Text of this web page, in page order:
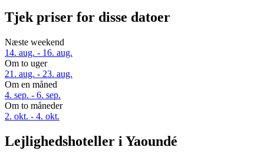
Tjek priser for disse datoer
Næste weekend
14. aug. - 16. aug.
Om to uger
21. aug. - 23. aug.
Om en måned
4. sep. - 6. sep.
Om to måneder
2. okt. - 4. okt.
Lejlighedshoteller i Yaoundé